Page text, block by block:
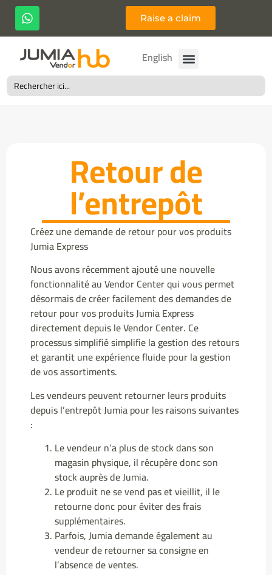
Raise a claim
English
العربية
Search
for:
Retour de
l’entrepôt
Créez une demande de retour pour vos produits
Jumia Express
Nous avons récemment ajouté une nouvelle
fonctionnalité au Vendor Center qui vous permet
désormais de créer facilement des demandes de
retour pour vos produits Jumia Express
directement depuis le Vendor Center. Ce
processus simplifié simplifie la gestion des retours
et garantit une expérience fluide pour la gestion
de vos assortiments.
Les vendeurs peuvent retourner leurs produits
depuis l’entrepôt Jumia pour les raisons suivantes
:
Le vendeur n’a plus de stock dans son
magasin physique, il récupère donc son
stock auprès de Jumia.
Le produit ne se vend pas et vieillit, il le
retourne donc pour éviter des frais
supplémentaires.
Parfois, Jumia demande également au
vendeur de retourner sa consigne en
l’absence de ventes.